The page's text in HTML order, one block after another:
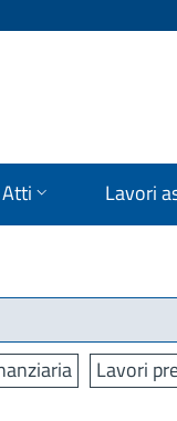
Lavori
Lavori